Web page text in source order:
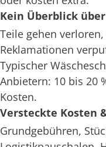
Kein Überblick
Teile gehen
Reklamationen
Typischer
Anbietern: 10 bis 20
Kosten.
Versteckte Kosten
Grundgebühren,